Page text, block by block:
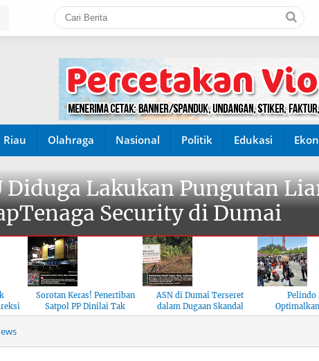
Riau Olahraga Nasional Politik Edukasi
Diduga Lakukan Pungutan
Security di Dumai
Sorotan Keras! Penertiban
Satpol PP Dinilai Tak
Menyentuh “Kelas Atas”
ASN di Dumai Terseret
dalam Dugaan Skandal
KSO, Integritas Aparatur
Pelindo
untuk